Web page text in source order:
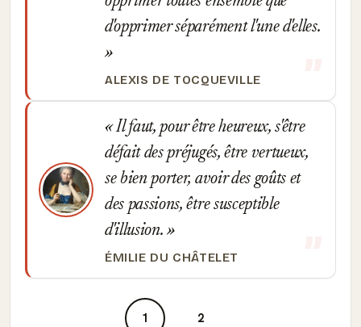
d'opprimer séparément l'une d'elles.
ALEXIS DE TOCQUEVILLE
Il faut, pour être heureux, s'être
défait des préjugés, être vertueux,
se bien porter, avoir des goûts et
des passions, être susceptible
d'illusion.
ÉMILIE DU CHÂTELET
1 2